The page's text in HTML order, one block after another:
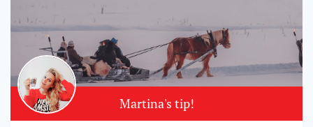
Martina's tip!